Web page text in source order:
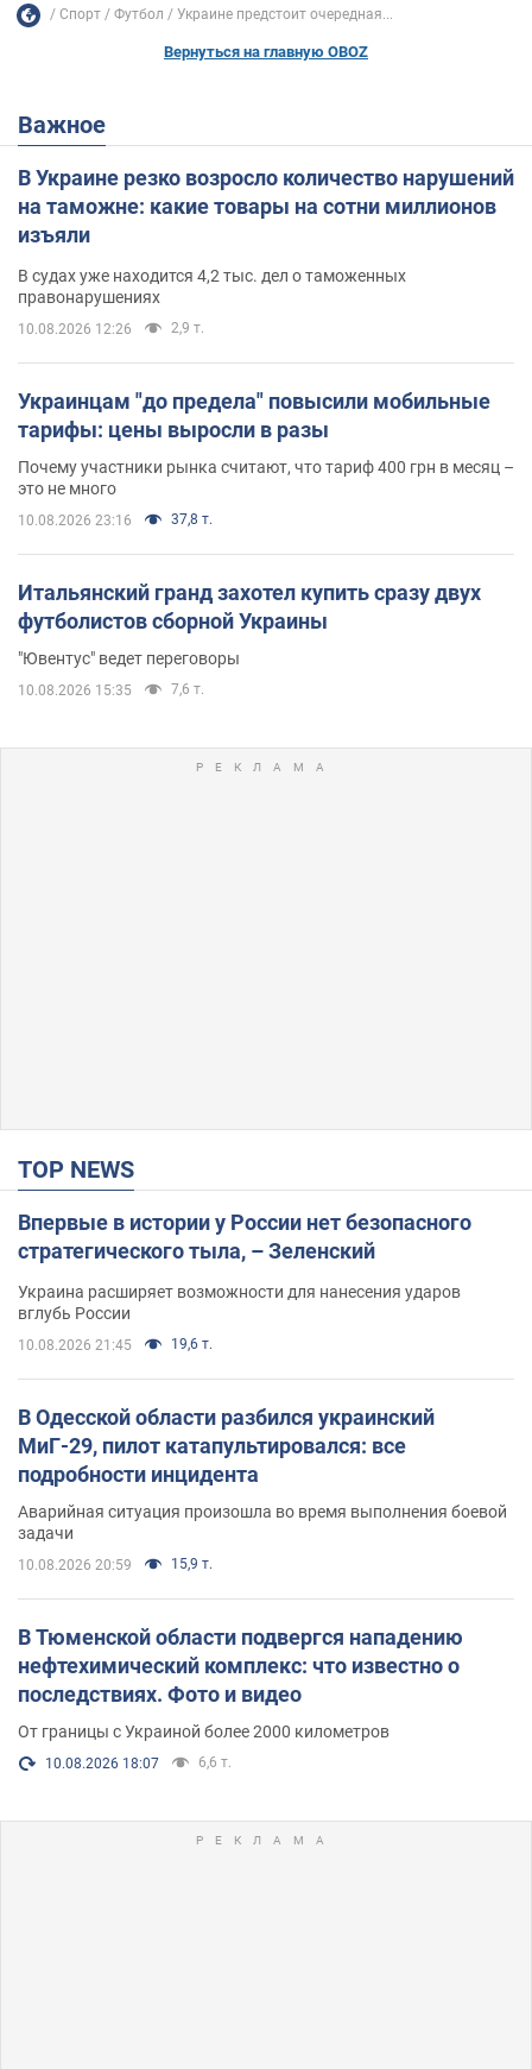
Спорт Футбол Украине предстоит очередная...
Вернуться на главную OBOZ
Важное
В Украине резко возросло количество нарушений
на таможне: какие товары на сотни миллионов
изъяли
В судах уже находится 4,2 тыс. дел о таможенных
правонарушениях
10.08.2026 12:26 2,9 т.
Украинцам "до предела" повысили мобильные
тарифы: цены выросли в разы
Почему участники рынка считают, что тариф 400 грн в месяц –
это не много
10.08.2026 23:16 37,8 т.
Итальянский гранд захотел купить сразу двух
футболистов сборной Украины
"Ювентус" ведет переговоры
10.08.2026 15:35 7,6 т.
TOP NEWS
Впервые в истории у России нет безопасного
стратегического тыла, – Зеленский
Украина расширяет возможности для нанесения ударов
вглубь России
10.08.2026 21:45 19,6 т.
В Одесской области разбился украинский
МиГ-29, пилот катапультировался: все
подробности инцидента
Аварийная ситуация произошла во время выполнения боевой
задачи
10.08.2026 20:59 15,9 т.
В Тюменской области подвергся нападению
нефтехимический комплекс: что известно о
последствиях. Фото и видео
От границы с Украиной более 2000 километров
10.08.2026 18:07 6,6 т.